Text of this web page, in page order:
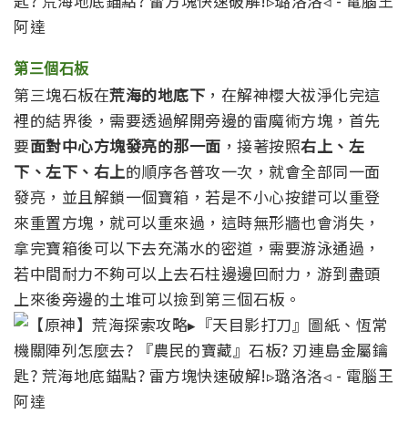
第三個石板
第三塊石板在荒海的地底下 ，在解神櫻大祓淨化完這
裡的結界後，需要透過解開旁邊的雷魔術方塊，首先
要面對中心方塊發亮的那一面 ，接著按照右上、左
下、左下、右上的順序各普攻一次，就會全部同一面
發亮，並且解鎖一個寶箱，若是不小心按錯可以重登
來重置方塊，就可以重來過，這時無形牆也會消失，
拿完寶箱後可以下去充滿水的密道，需要游泳通過，
若中間耐力不夠可以上去石柱邊邊回耐力，游到盡頭
上來後旁邊的土堆可以撿到第三個石板。